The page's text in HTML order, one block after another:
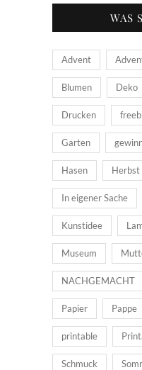
WAS
Advent
Blumen Deko
Drucken
Garten
Hasen Herbst
In eigener Sache
Kunstidee
Museum
NACHGEMACHT
Papier Pappe
printable
Schmuck